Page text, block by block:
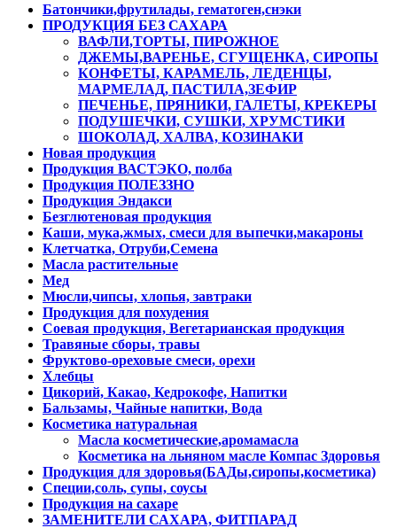
Батончики,фрутилады, гематоген,снэки
ПРОДУКЦИЯ БЕЗ САХАРА
ВАФЛИ,ТОРТЫ, ПИРОЖНОЕ
ДЖЕМЫ,ВАРЕНЬЕ, СГУЩЕНКА, СИРОПЫ
КОНФЕТЫ, КАРАМЕЛЬ, ЛЕДЕНЦЫ,
МАРМЕЛАД, ПАСТИЛА,ЗЕФИР
ПЕЧЕНЬЕ, ПРЯНИКИ, ГАЛЕТЫ, КРЕКЕРЫ
ПОДУШЕЧКИ, СУШКИ, ХРУМСТИКИ
ШОКОЛАД, ХАЛВА, КОЗИНАКИ
Новая продукция
Продукция ВАСТЭКО, полба
Продукция ПОЛЕЗЗНО
Продукция Эндакси
Безглютеновая продукция
Каши, мука,жмых, смеси для выпечки,макароны
Клетчатка, Отруби,Семена
Масла растительные
Мед
Мюсли,чипсы, хлопья, завтраки
Продукция для похудения
Соевая продукция, Вегетарианская продукция
Травяные сборы, травы
Фруктово-ореховые смеси, орехи
Хлебцы
Цикорий, Какао, Кедрокофе, Напитки
Бальзамы, Чайные напитки, Вода
Косметика натуральная
Масла косметические,аромамасла
Косметика на льняном масле Компас Здоровья
Продукция для здоровья(БАДы,сиропы,косметика)
Специи,соль, супы, соусы
Продукция на сахаре
ЗАМЕНИТЕЛИ САХАРА, ФИТПАРАД